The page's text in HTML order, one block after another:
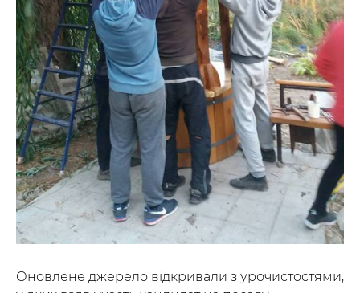
Оновлене джерело відкривали з урочистостями,